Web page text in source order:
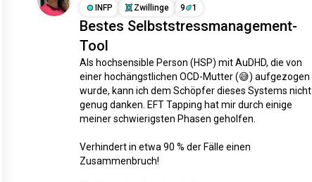
INFP
Zwillinge 9 1
Bestes Selbststressmanagement-
Tool
Als hochsensible Person (HSP) mit AuDHD, die von
einer hochängstlichen OCD-Mutter (😅) aufgezogen
wurde, kann ich dem Schöpfer dieses Systems nicht
genug danken. EFT Tapping hat mir durch einige
meiner schwierigsten Phasen geholfen.
Verhindert in etwa 90 % der Fälle einen
Zusammenbruch!